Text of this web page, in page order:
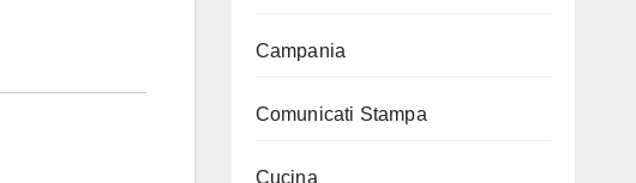
Campania
Comunicati Stampa
Cucina